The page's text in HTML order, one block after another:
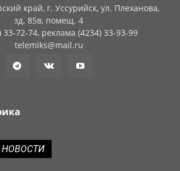
край, г. Уссурийск, ул. Плеханова,
зд. 85в, помещ. 4
33-72-74, реклама (4234) 33-93-99
telemiks@mail.ru